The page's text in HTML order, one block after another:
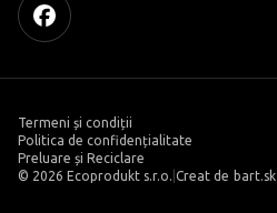
Termeni și condiții
Politica de confidențialitate
Preluare și Reciclare
© 2026 Ecoprodukt s.r.o. Creat de bart.sk